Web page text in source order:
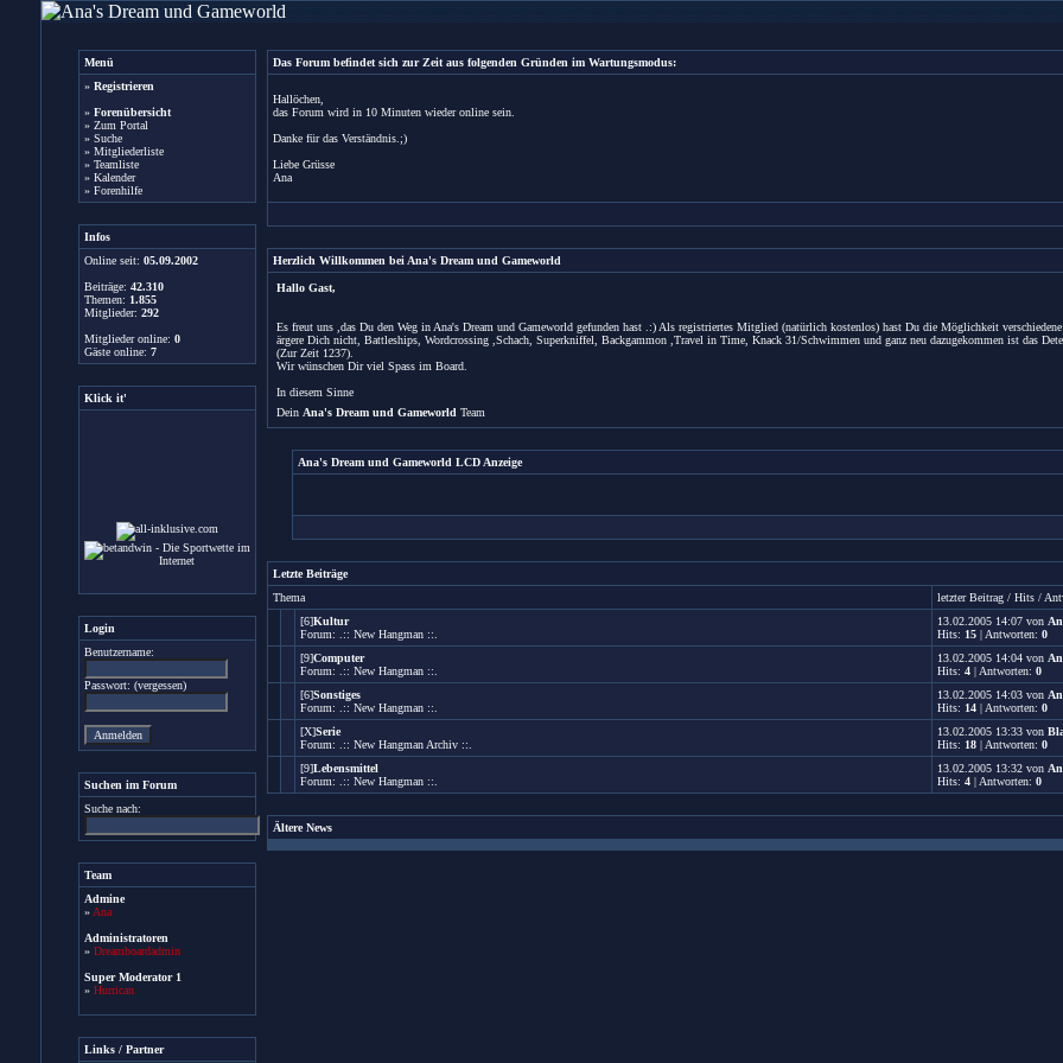
Menü
» Registrieren
» Forenübersicht
» Zum Portal
» Suche
» Mitgliederliste
» Teamliste
» Kalender
» Forenhilfe
Infos
Online seit: 05.09.2002
Beiträge: 42.310
Themen: 1.855
Mitglieder: 292
Mitglieder online: 0
Gäste online: 7
Klick it'
Login
Benutzername:
Passwort: (vergessen)
Suchen im Forum
Suche nach:
Team
Admine
» Ana
Administratoren
» Dreamboardadmin
Super Moderator 1
» Hurrican
Links / Partner
Das Forum befindet sich zur Zeit aus folgenden Gründen im Wartungsmodus:
Hallöchen,
das Forum wird in 10 Minuten wieder online sein.
Danke für das Verständnis.;)
Liebe Grüsse
Ana
Herzlich Willkommen bei Ana's Dream und Gameworld
Hallo Gast,
Es freut uns ,das Du den Weg in Ana's Dream und Gameworld gefunden hast .:) Als registriertes Mitglied (natürlich kostenlos) hast Du die Möglichkeit
ärgere Dich nicht, Battleships, Wordcrossing ,Schach, Superkniffel, Backgammon ,Travel in Time, Knack 31/Schwimmen und ganz neu dazugekommen ist das
(Zur Zeit 1237).
Wir wünschen Dir viel Spass im Board.
In diesem Sinne
Dein Ana's Dream und Gameworld Team
Ana's Dream und Gameworld LCD Anzeige
Letzte Beiträge
Thema
letzter Beitrag / Hits /
[6]Kultur
Forum:
.:: New Hangman ::.
13.02.2005 14:07von
Hits: 15| Antworten: 0
[9]Computer
Forum:
.:: New Hangman ::.
13.02.2005 14:04von
Hits: 4| Antworten: 0
[6]Sonstiges
Forum:
.:: New Hangman ::.
13.02.2005 14:03von
Hits: 14| Antworten: 0
[X]Serie
Forum:
.:: New Hangman Archiv ::.
13.02.2005 13:33von
Hits: 18| Antworten: 0
[9]Lebensmittel
Forum:
.:: New Hangman ::.
13.02.2005 13:32von
Hits: 4| Antworten: 0
Ältere News